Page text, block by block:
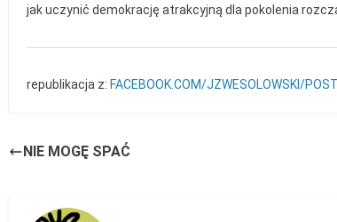
jak uczynić demokrację atrakcyjną dla pokolenia
republikacja z: FACEBOOK.COM/JZWESOLOWSKI/
NIE MOGĘ SPAĆ